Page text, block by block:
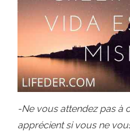
-Ne vous attendez pas à
apprécient si vous ne